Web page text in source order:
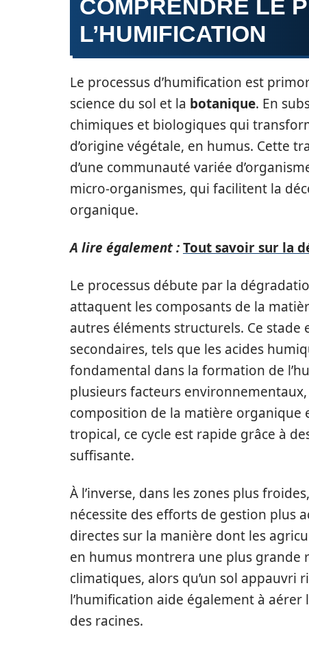
COMPRENDRE LE
L’HUMIFICATION
Le processus d’humification est
science du sol et la botanique. En
chimiques et biologiques qui
d’origine végétale, en humus. Cette
d’une communauté variée
micro-organismes, qui facilitent la
organique.
A lire également :Tout savoir sur la
Le processus débute par la
attaquent les composants de la
autres éléments structurels. Ce
secondaires, tels que les acides
fondamental dans la formation de
plusieurs facteurs
composition de la matière organique
tropical, ce cycle est rapide grâce à
suffisante.
À l’inverse, dans les zones plus
nécessite des efforts de gestion plus
directes sur la manière dont les
en humus montrera une plus grande
climatiques, alors qu’un sol appauvri
l’humification aide également à
des racines.